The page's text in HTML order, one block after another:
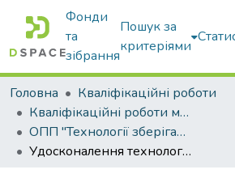
Фонди
та
зібрання
Пошук за
критеріями
Головна
Кваліфікаційні роботи
Кваліфікаційні роботи магістрів
ОПП "Технології зберігання, консервування та переробки м’яса"
Удосконалення технології м’ясних продуктів на основі органічного м’яса кроликів з включенням білково-вуглеводних композитів рослинного походження